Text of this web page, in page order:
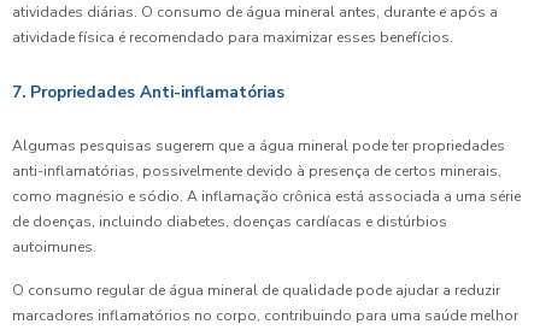
atividades diárias. O consumo de água mineral antes, durante e após a
atividade física é recomendado para maximizar esses benefícios.
7. Propriedades Anti-inflamatórias
Algumas pesquisas sugerem que a água mineral pode ter propriedades
anti-inflamatórias, possivelmente devido à presença de certos minerais,
como magnésio e sódio. A inflamação crônica está associada a uma série
de doenças, incluindo diabetes, doenças cardíacas e distúrbios
autoimunes.
O consumo regular de água mineral de qualidade pode ajudar a reduzir
marcadores inflamatórios no corpo, contribuindo para uma saúde melhor